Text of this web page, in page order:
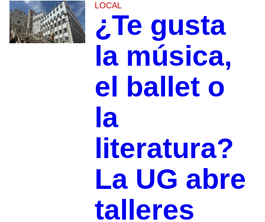
LOCAL
¿Te gusta
la música,
el ballet o
la
literatura?
La UG abre
talleres